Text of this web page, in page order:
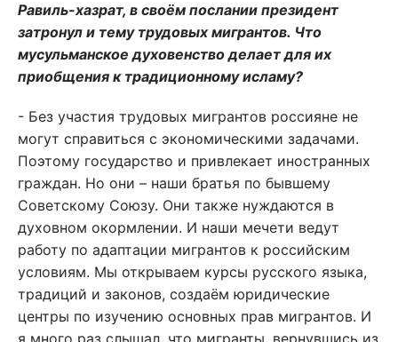
Равиль-хазрат, в своём послании президент
затронул и тему трудовых мигрантов. Что
мусульманское духовенство делает для их
приобщения к традиционному исламу?
- Без участия трудовых мигрантов россияне не
могут справиться с экономическими задачами.
Поэтому государство и привлекает иностранных
граждан. Но они – наши братья по бывшему
Советскому Союзу. Они также нуждаются в
духовном окормлении. И наши мечети ведут
работу по адаптации мигрантов к российским
условиям. Мы открываем курсы русского языка,
традиций и законов, создаём юридические
центры по изучению основных прав мигрантов. И
я много раз слышал, что мигранты, вернувшись из